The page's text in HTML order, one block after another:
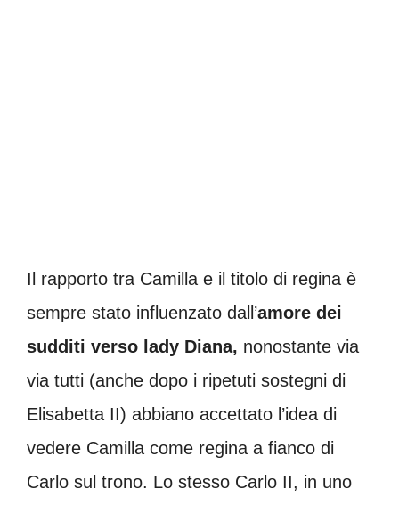
Il rapporto tra Camilla e il titolo di regina è
sempre stato influenzato dall’amore dei
sudditi verso lady Diana, nonostante via
via tutti (anche dopo i ripetuti sostegni di
Elisabetta II) abbiano accettato l’idea di
vedere Camilla come regina a fianco di
Carlo sul trono. Lo stesso Carlo II, in uno